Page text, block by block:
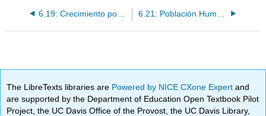
6.19: Crecimiento poblacional
The LibreTexts libraries are Powered by NICE CXone Expertand
are supported by the Department of Education Open Textbook Pilot
Project, the UC Davis Office of the Provost, the UC Davis Library,